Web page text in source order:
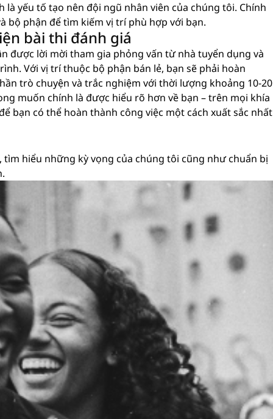
yếu tố tạo nên đội ngũ nhân viên của chúng tôi. Chính
bộ phận để tìm kiếm vị trí phù hợp với bạn.
bài thi đánh giá
được lời mời tham gia phỏng vấn từ nhà tuyển dụng và
Với vị trí thuộc bộ phận bán lẻ, bạn sẽ phải hoàn
trò chuyện và trắc nghiệm với thời lượng khoảng 10-20
muốn chính là được hiểu rõ hơn về bạn – trên mọi khía
bạn có thể hoàn thành công việc một cách xuất sắc nhất
hiểu những kỳ vọng của chúng tôi cũng như chuẩn bị